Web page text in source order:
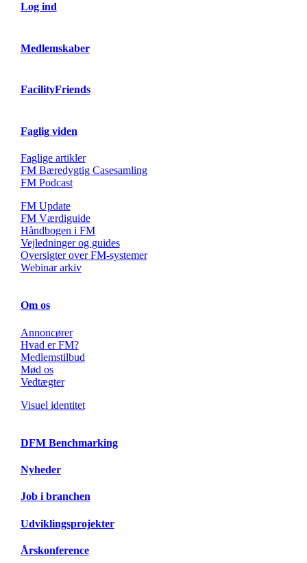
Log ind
Medlemskaber
FacilityFriends
Faglig viden
Faglige artikler
FM Bæredygtig Casesamling
FM Podcast
FM Update
FM Værdiguide
Håndbogen i FM
Vejledninger og guides
Oversigter over FM-systemer
Webinar arkiv
Om os
Annoncører
Hvad er FM?
Medlemstilbud
Mød os
Vedtægter
Visuel identitet
DFM Benchmarking
Nyheder
Job i branchen
Udviklingsprojekter
Årskonference